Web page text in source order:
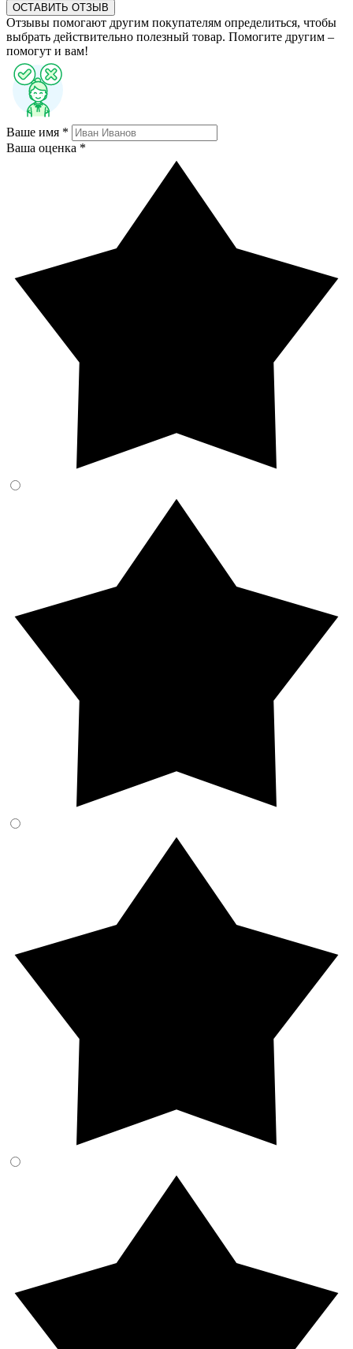
ОСТАВИТЬ ОТЗЫВ
Отзывы помогают другим покупателям определиться, чтобы
выбрать действительно полезный товар. Помогите другим –
помогут и вам!
Ваше имя *
Ваша оценка *